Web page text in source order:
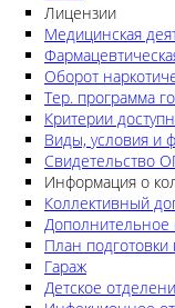
Лицензии
Медицинская
Оборот
Тер. программа
Критерии
Виды, условия и
Свидетельство
Информация о
Коллективный
Дополнительное
План подготовки
Гараж
Детское